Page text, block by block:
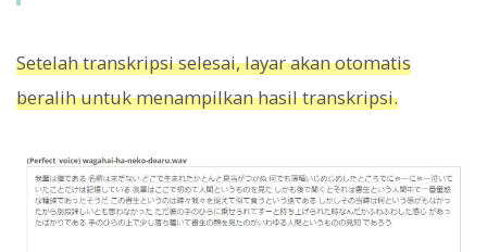
Setelah transkripsi selesai, layar akan otomatis
beralih untuk menampilkan hasil transkripsi.